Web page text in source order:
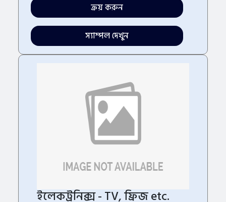
ক্রয় করুন
স্যাম্পল দেখুন
ইলেকট্রনিক্স - TV, ফ্রিজ etc.